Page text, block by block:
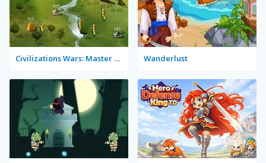
Civilizations Wars: Master Edition Wanderlust